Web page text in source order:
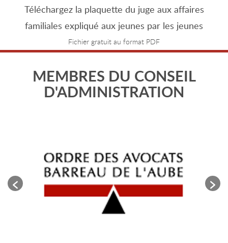
Téléchargez la plaquette du juge aux affaires
familiales expliqué aux jeunes par les jeunes
Fichier gratuit au format PDF
MEMBRES DU CONSEIL
D'ADMINISTRATION